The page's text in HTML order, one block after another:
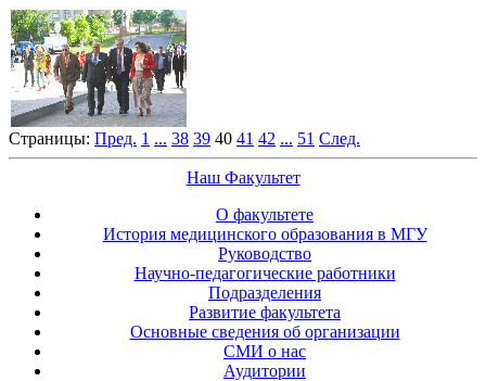
Страницы: Пред. 1 ... 38 39 40 41 42 ... 51 След.
Наш Факультет
О факультете
История медицинского образования в МГУ
Руководство
Научно-педагогические работники
Подразделения
Развитие факультета
Основные сведения об организации
СМИ о нас
Аудитории